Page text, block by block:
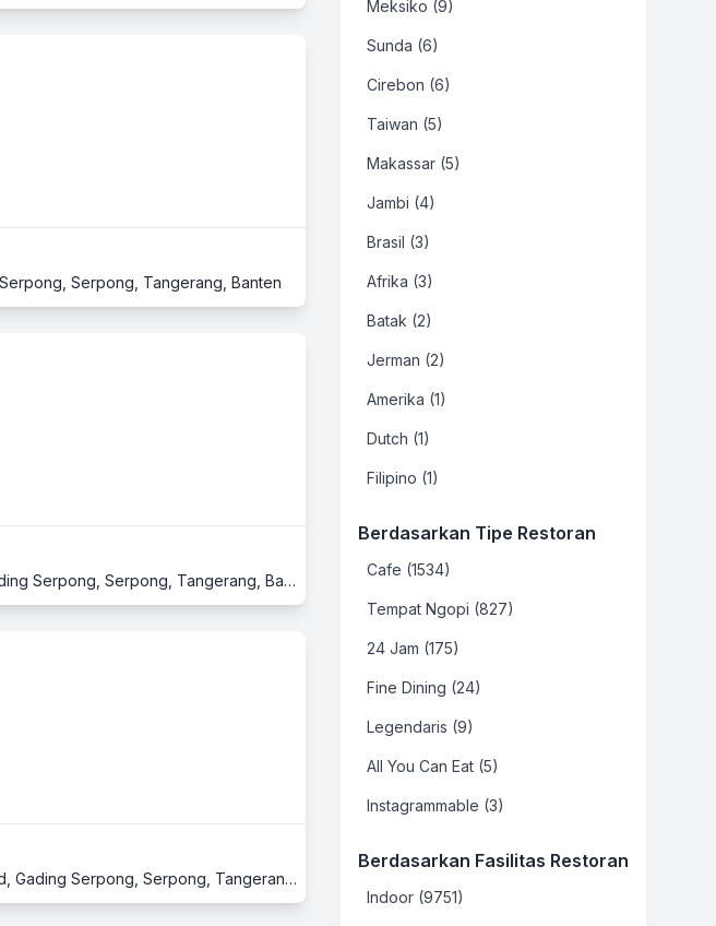
Serpong, Tangerang, Banten
Summarecon Mall Serpong, Lantai 2, Food Temptation, Jl. Gading Serpong Boulevard, Gading Serpong, Serpong, Tangerang, Banten
Summarecon Mall Serpong, Lantai Ground, Downtown Walk, Jl. Gading Serpong Boulevard, Gading Serpong, Serpong, Tangerang, Banten
Meksiko (9)
Sunda (6)
Cirebon (6)
Taiwan (5)
Makassar (5)
Jambi (4)
Brasil (3)
Afrika (3)
Batak (2)
Jerman (2)
Amerika (1)
Dutch (1)
Filipino (1)
Berdasarkan Tipe Restoran
Cafe (1534)
Tempat Ngopi (827)
24 Jam (175)
Fine Dining (24)
Legendaris (9)
All You Can Eat (5)
Instagrammable (3)
Berdasarkan Fasilitas Restoran
Indoor (9751)